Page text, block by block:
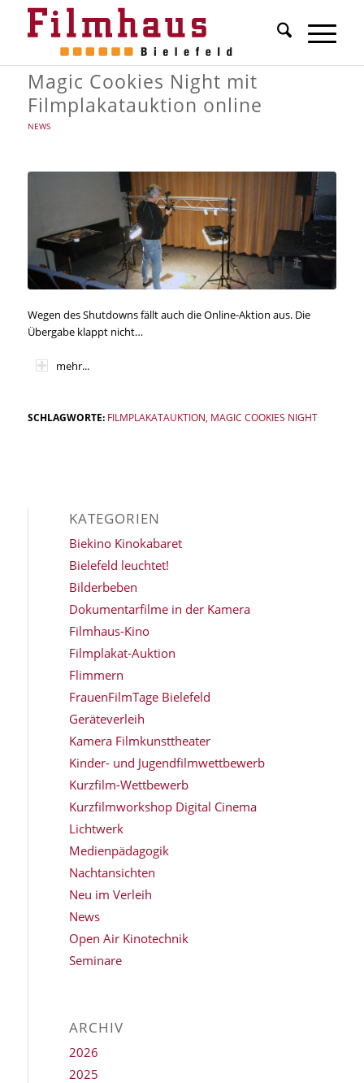
Magic Cookies Night mit
Filmplakatauktion online
NEWS
Wegen des Shutdowns fällt auch die Online-Aktion aus. Die
Übergabe klappt nicht…
mehr...
SCHLAGWORTE: FILMPLAKATAUKTION MAGIC COOKIES NIGHT
KATEGORIEN
Biekino Kinokabaret
Bielefeld leuchtet!
Bilderbeben
Dokumentarfilme in der Kamera
Filmhaus-Kino
Filmplakat-Auktion
Flimmern
FrauenFilmTage Bielefeld
Geräteverleih
Kamera Filmkunsttheater
Kinder- und Jugendfilmwettbewerb
Kurzfilm-Wettbewerb
Kurzfilmworkshop Digital Cinema
Lichtwerk
Medienpädagogik
Nachtansichten
Neu im Verleih
News
Open Air Kinotechnik
Seminare
ARCHIV
2026
2025